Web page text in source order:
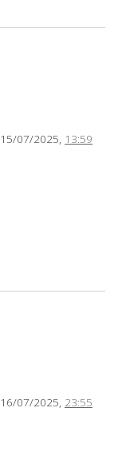
15/07/2025, 13:59
16/07/2025, 23:55